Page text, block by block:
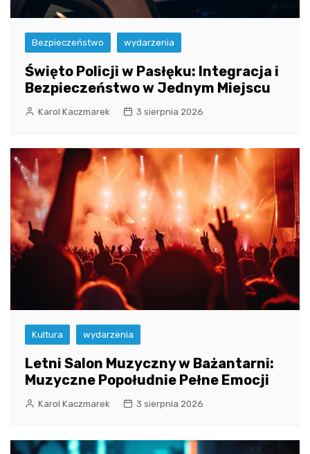
Bezpieczeństwo wydarzenia
Święto Policji w Pasłęku: Integracja i
Bezpieczeństwo w Jednym Miejscu
Karol Kaczmarek 3 sierpnia 2026
Kultura wydarzenia
Letni Salon Muzyczny w Bażantarni:
Muzyczne Popołudnie Pełne Emocji
Karol Kaczmarek 3 sierpnia 2026